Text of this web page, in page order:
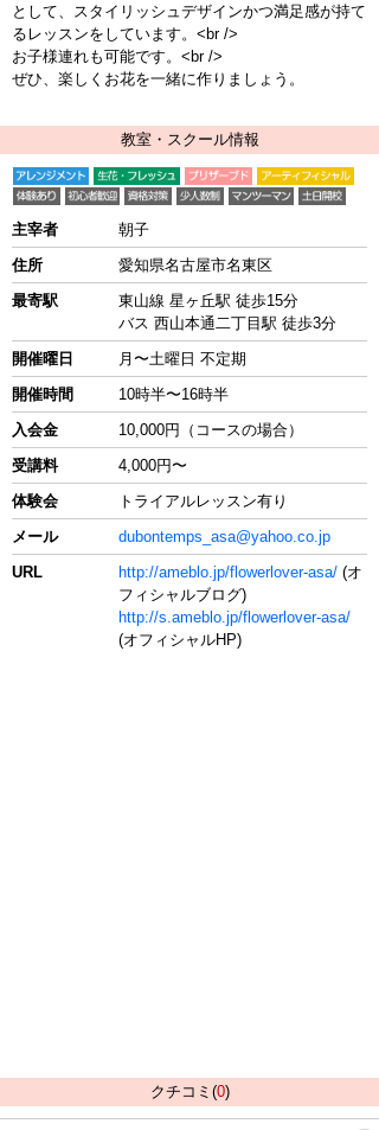
として、スタイリッシュデザインかつ満足感が持て
るレッスンをしています。<br />
お子様連れも可能です。<br />
ぜひ、楽しくお花を一緒に作りましょう。
教室・スクール情報
主宰者
朝子
住所
愛知県名古屋市名東区
最寄駅
東山線 星ヶ丘駅 徒歩15分
バス 西山本通二丁目駅 徒歩3分
開催曜日
月〜土曜日 不定期
開催時間
10時半〜16時半
入会金
10,000円（コースの場合）
受講料
4,000円〜
体験会
トライアルレッスン有り
メール
dubontemps_asa@yahoo.co.jp
URL
http://ameblo.jp/flowerlover-asa/ (オ
フィシャルブログ)
http://s.ameblo.jp/flowerlover-asa/
(オフィシャルHP)
クチコミ(0)